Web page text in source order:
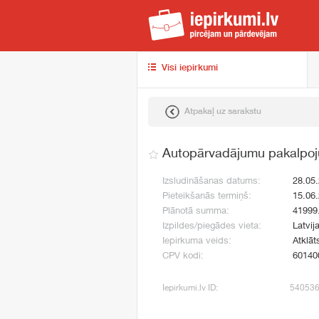
Visi iepirkumi
Atpakaļ uz sarakstu
Autopārvadājumu
Izsludināšanas datums:
Pieteikšanās termiņš:
Plānotā summa:
Izpildes/piegādes vieta:
Iepirkuma veids:
CPV kodi:
Iepirkumi.lv ID: